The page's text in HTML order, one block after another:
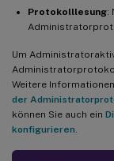
Protokolllesung:
Um
Weitere
der
können Sie auch ein
konfigurieren.